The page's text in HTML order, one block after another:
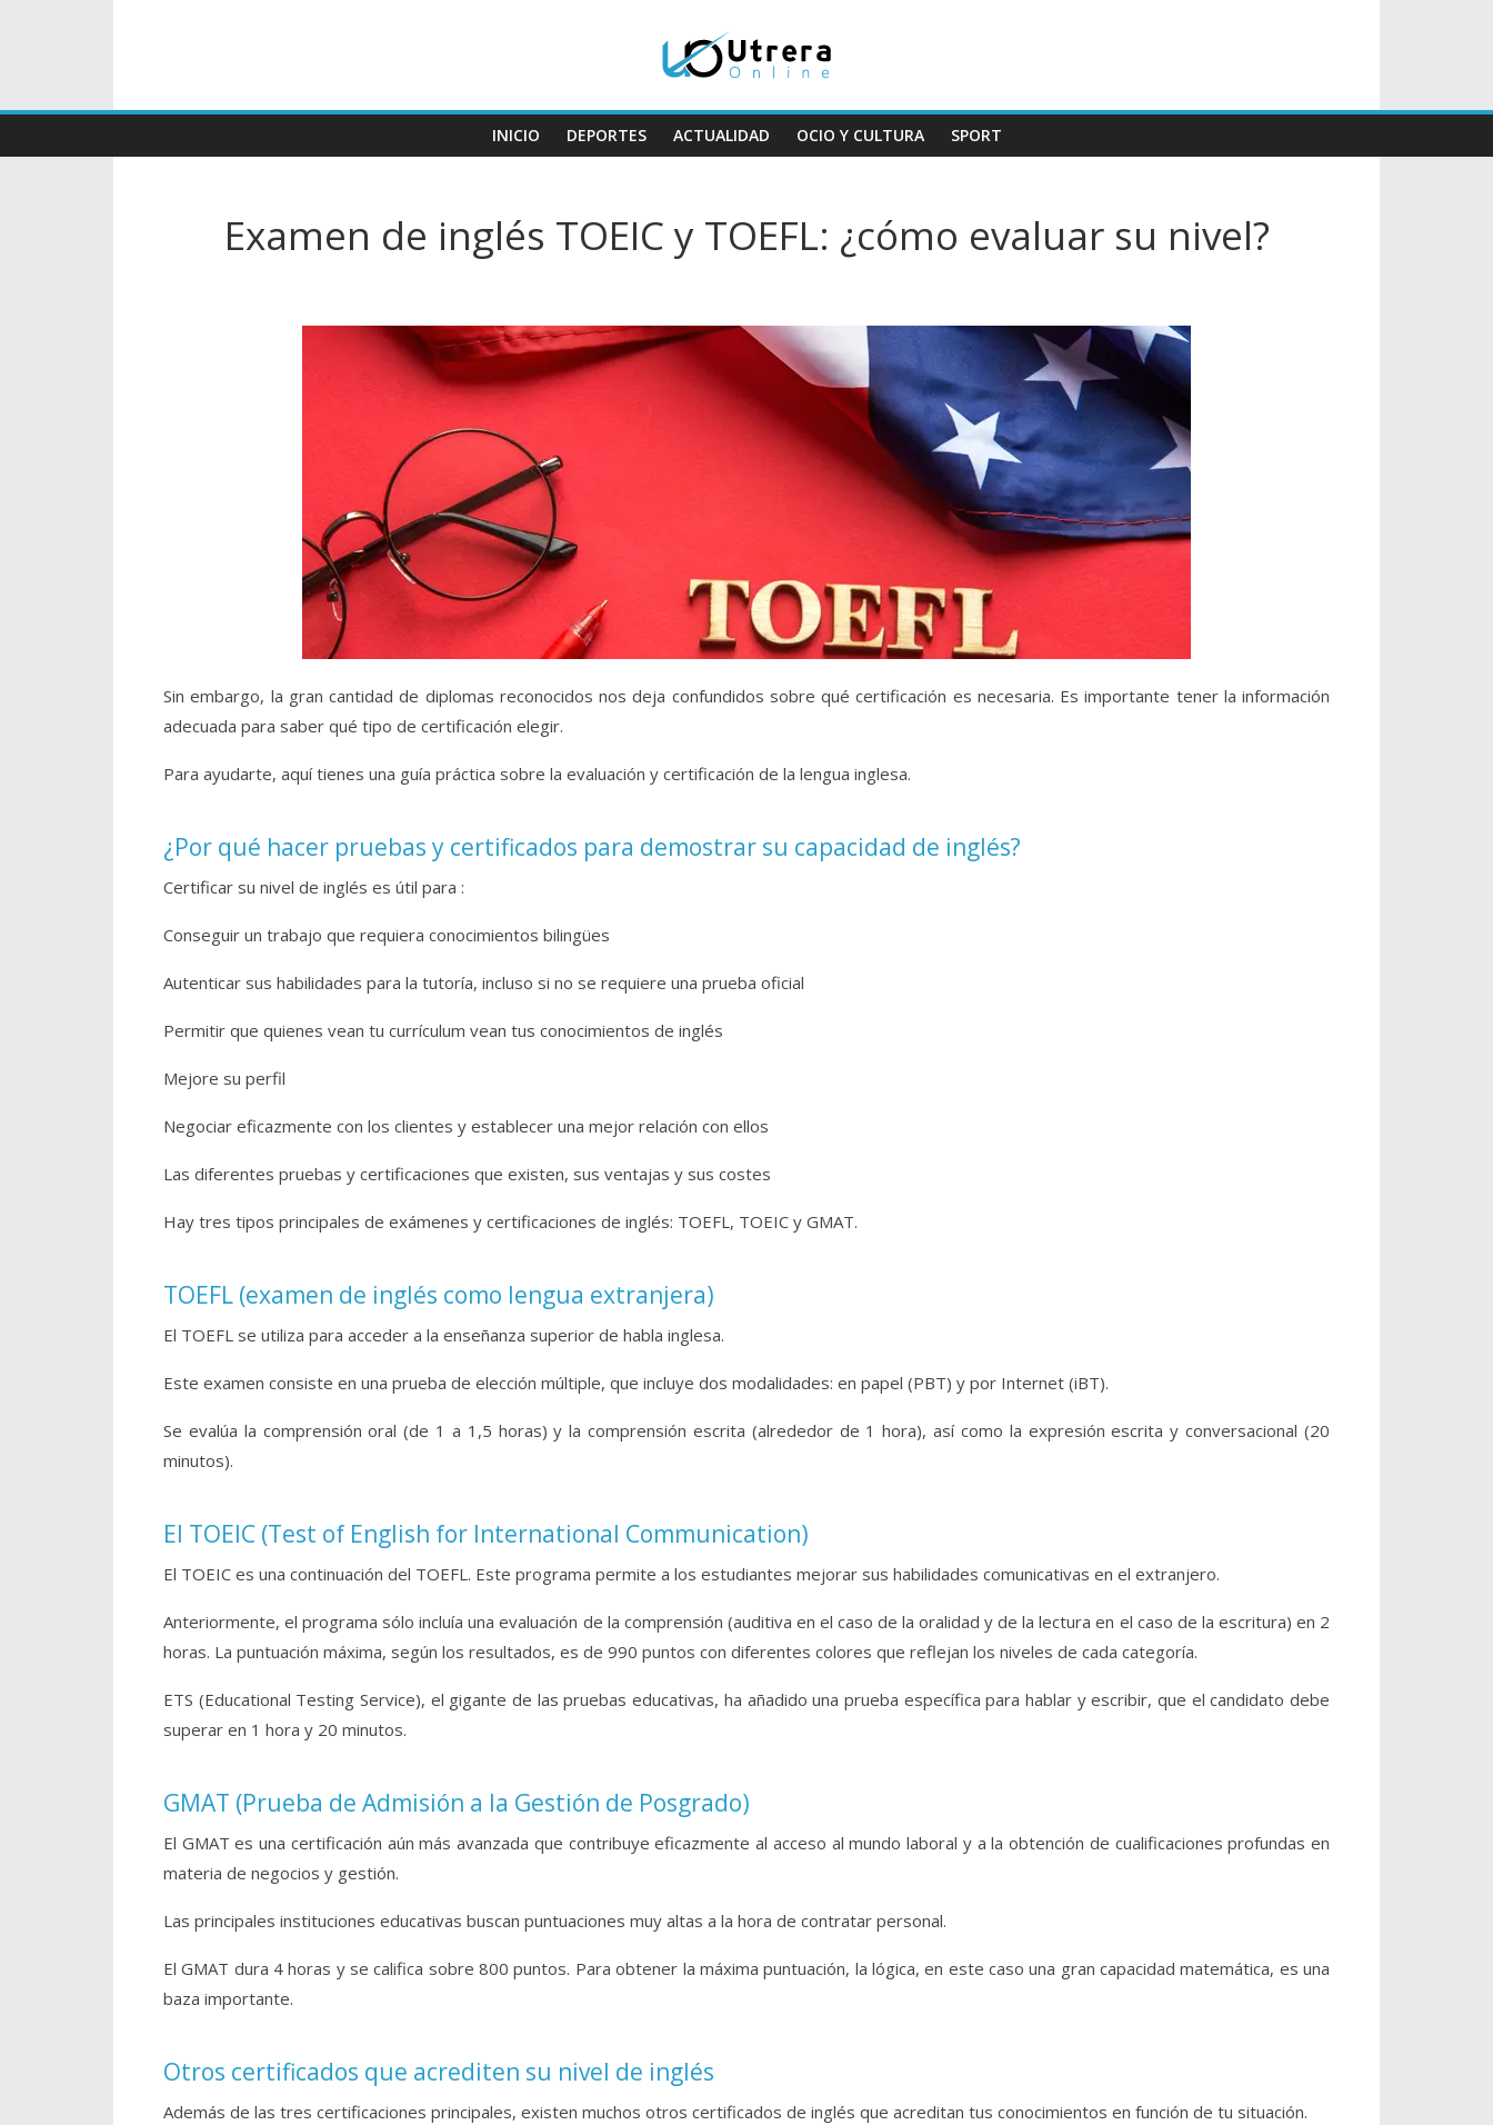
INICIO DEPORTES ACTUALIDAD OCIO Y CULTURA SPORT
Examen de inglés TOEIC y TOEFL: ¿cómo evaluar su nivel?
Sin embargo, la gran cantidad de diplomas reconocidos nos deja confundidos sobre qué certificación es necesaria. Es importante tener la información
adecuada para saber qué tipo de certificación elegir.
Para ayudarte, aquí tienes una guía práctica sobre la evaluación y certificación de la lengua inglesa.
¿Por qué hacer pruebas y certificados para demostrar su capacidad de inglés?
Certificar su nivel de inglés es útil para :
Conseguir un trabajo que requiera conocimientos bilingües
Autenticar sus habilidades para la tutoría, incluso si no se requiere una prueba oficial
Permitir que quienes vean tu currículum vean tus conocimientos de inglés
Mejore su perfil
Negociar eficazmente con los clientes y establecer una mejor relación con ellos
Las diferentes pruebas y certificaciones que existen, sus ventajas y sus costes
Hay tres tipos principales de exámenes y certificaciones de inglés: TOEFL, TOEIC y GMAT.
TOEFL (examen de inglés como lengua extranjera)
El TOEFL se utiliza para acceder a la enseñanza superior de habla inglesa.
Este examen consiste en una prueba de elección múltiple, que incluye dos modalidades: en papel (PBT) y por Internet (iBT).
Se evalúa la comprensión oral (de 1 a 1,5 horas) y la comprensión escrita (alrededor de 1 hora), así como la expresión escrita y conversacional (20
minutos).
El TOEIC (Test of English for International Communication)
El TOEIC es una continuación del TOEFL. Este programa permite a los estudiantes mejorar sus habilidades comunicativas en el extranjero.
Anteriormente, el programa sólo incluía una evaluación de la comprensión (auditiva en el caso de la oralidad y de la lectura en el caso de la escritura) en 2
horas. La puntuación máxima, según los resultados, es de 990 puntos con diferentes colores que reflejan los niveles de cada categoría.
ETS (Educational Testing Service), el gigante de las pruebas educativas, ha añadido una prueba específica para hablar y escribir, que el candidato debe
superar en 1 hora y 20 minutos.
GMAT (Prueba de Admisión a la Gestión de Posgrado)
El GMAT es una certificación aún más avanzada que contribuye eficazmente al acceso al mundo laboral y a la obtención de cualificaciones profundas en
materia de negocios y gestión.
Las principales instituciones educativas buscan puntuaciones muy altas a la hora de contratar personal.
El GMAT dura 4 horas y se califica sobre 800 puntos. Para obtener la máxima puntuación, la lógica, en este caso una gran capacidad matemática, es una
baza importante.
Otros certificados que acrediten su nivel de inglés
Además de las tres certificaciones principales, existen muchos otros certificados de inglés que acreditan tus conocimientos en función de tu situación.